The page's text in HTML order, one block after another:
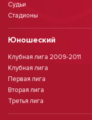
Судьи
Стадионы
Юношеский
Клубная лига 2009-2011
Клубная лига
Первая лига
Вторая лига
Третья лига